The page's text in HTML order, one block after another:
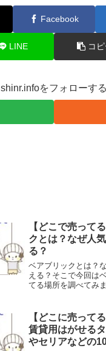
Facebook
LINE コ
shinr.infoをフォローする
【どこで売って
クとは？なぜ人
る？
ベアブリックとは？
える？そこで今回は
てる場所を調べてみま
【どこに売って
賃貸用はがせる
やセリアなどの